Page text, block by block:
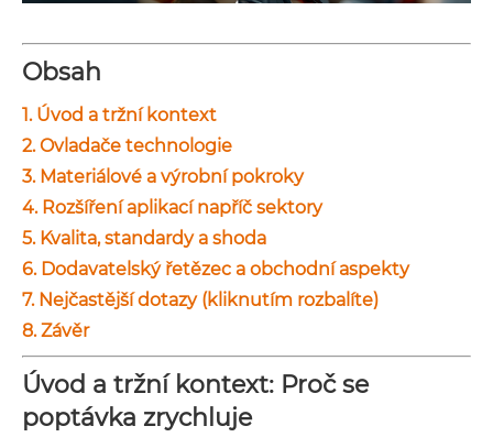
Obsah
1. Úvod a tržní kontext
2. Ovladače technologie
3. Materiálové a výrobní pokroky
4. Rozšíření aplikací napříč sektory
5. Kvalita, standardy a shoda
6. Dodavatelský řetězec a obchodní aspekty
7. Nejčastější dotazy (kliknutím rozbalíte)
8. Závěr
Úvod a tržní kontext: Proč se
poptávka zrychluje